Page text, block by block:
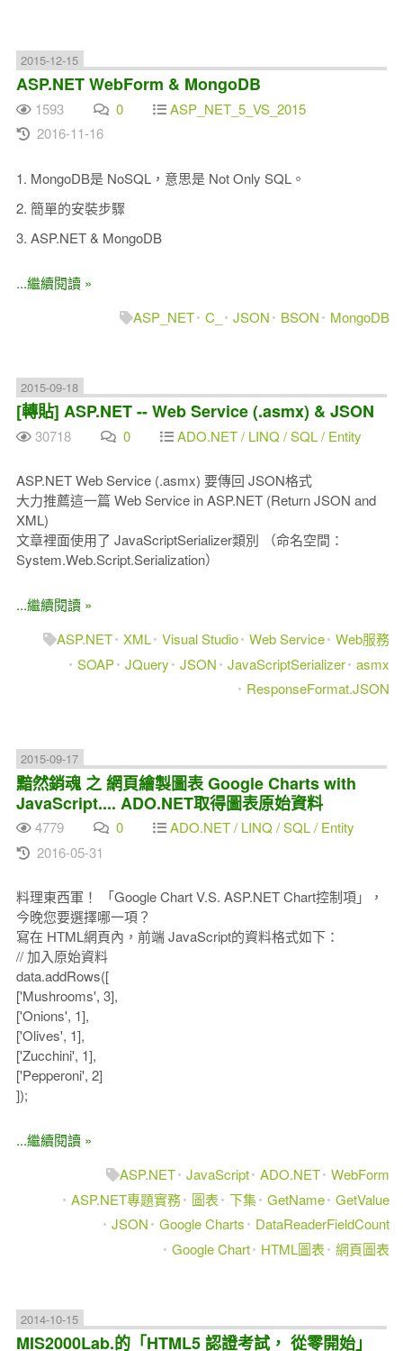
2015-12-15
ASP.NET WebForm & MongoDB
1593 0
ASP_NET_5_VS_2015
2016-11-16
1. MongoDB是 NoSQL，意思是 Not Only SQL。
2. 簡單的安裝步驟
3. ASP.NET & MongoDB
...繼續閱讀 »
ASP_NET C_ JSON BSON MongoDB
2015-09-18
[轉貼] ASP.NET -- Web Service (.asmx) & JSON
30718 0 ADO.NET / LINQ / SQL / Entity
ASP.NET Web Service (.asmx) 要傳回 JSON格式
大力推薦這一篇 Web Service in ASP.NET (Return JSON and
XML)
文章裡面使用了 JavaScriptSerializer類別 （命名空間：
System.Web.Script.Serialization）
...繼續閱讀 »
ASP.NET XML Visual Studio Web Service Web服務
SOAP JQuery JSON JavaScriptSerializer asmx
ResponseFormat.JSON
2015-09-17
黯然銷魂 之 網頁繪製圖表 Google Charts with
JavaScript.... ADO.NET取得圖表原始資料
4779 0
ADO.NET / LINQ / SQL / Entity
2016-05-31
料理東西軍！ 「Google Chart V.S. ASP.NET Chart控制項」，
今晚您要選擇哪一項？
寫在 HTML網頁內，前端 JavaScript的資料格式如下：
// 加入原始資料
data.addRows([
['Mushrooms', 3],
['Onions', 1],
['Olives', 1],
['Zucchini', 1],
['Pepperoni', 2]
]);
...繼續閱讀 »
ASP.NET JavaScript ADO.NET WebForm
ASP.NET專題實務
圖表 下集 GetName GetValue
JSON
Google Charts
DataReaderFieldCount
Google Chart
HTML圖表 網頁圖表
2014-10-15
MIS2000Lab.的「HTML5 認證考試， 從零開始」